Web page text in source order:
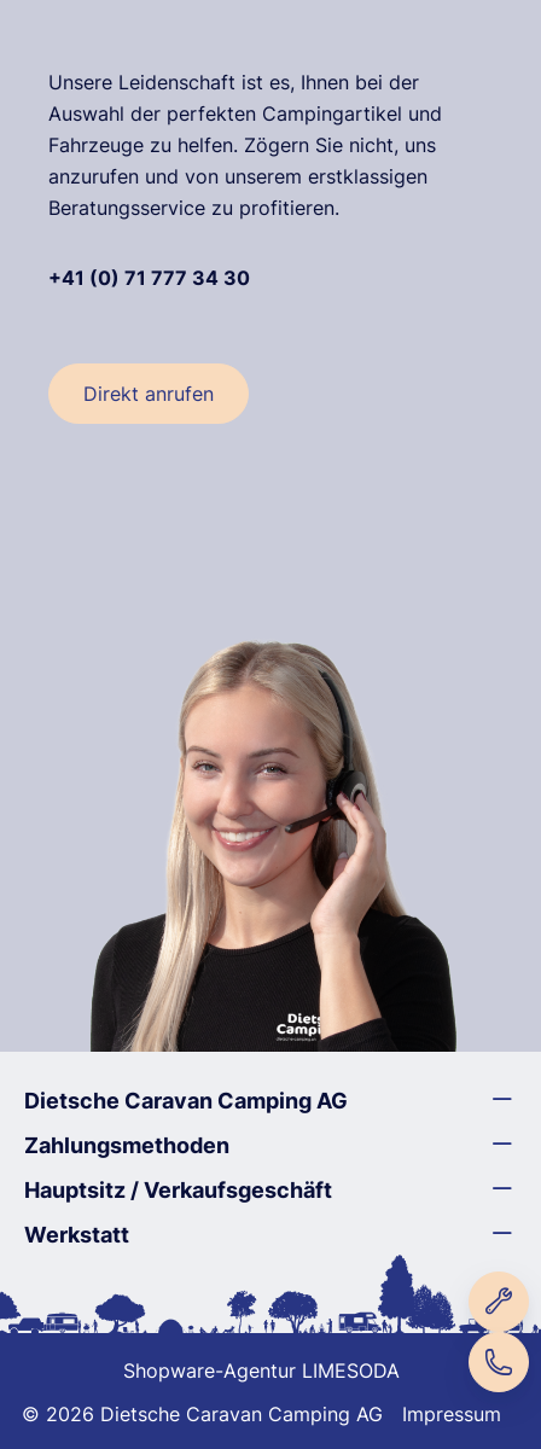
Unsere Leidenschaft ist es, Ihnen bei der
Auswahl der perfekten Campingartikel und
Fahrzeuge zu helfen. Zögern Sie nicht, uns
anzurufen und von unserem erstklassigen
Beratungsservice zu profitieren.
+41 (0) 71 777 34 30
Direkt anrufen
Dietsche Caravan Camping AG
Zahlungsmethoden
Hauptsitz / Verkaufsgeschäft
Werkstatt
Shopware-Agentur LIMESODA
© 2026 Dietsche Caravan Camping AG
Impressum